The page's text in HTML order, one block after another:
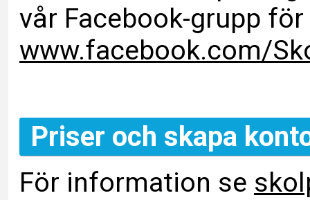
vår Facebook-grupp
www.facebook.com/
Priser och skapa
För information se